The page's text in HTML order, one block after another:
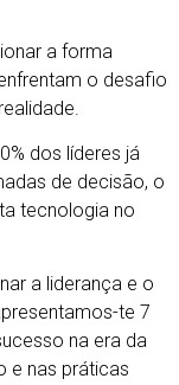
a forma
o desafio
dos líderes já
de decisão, o
tecnologia no
a liderança e o
te 7
na era da
e nas práticas